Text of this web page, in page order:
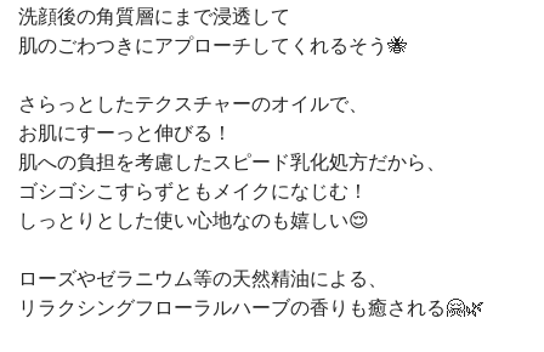
洗顔後の角質層にまで浸透して
肌のごわつきにアプローチしてくれるそう🐝
さらっとしたテクスチャーのオイルで、
お肌にすーっと伸びる！
肌への負担を考慮したスピード乳化処方だから、
ゴシゴシこすらずともメイクになじむ！
しっとりとした使い心地なのも嬉しい😌
ローズやゼラニウム等の天然精油による、
リラクシングフローラルハーブの香りも癒される🤗🌿